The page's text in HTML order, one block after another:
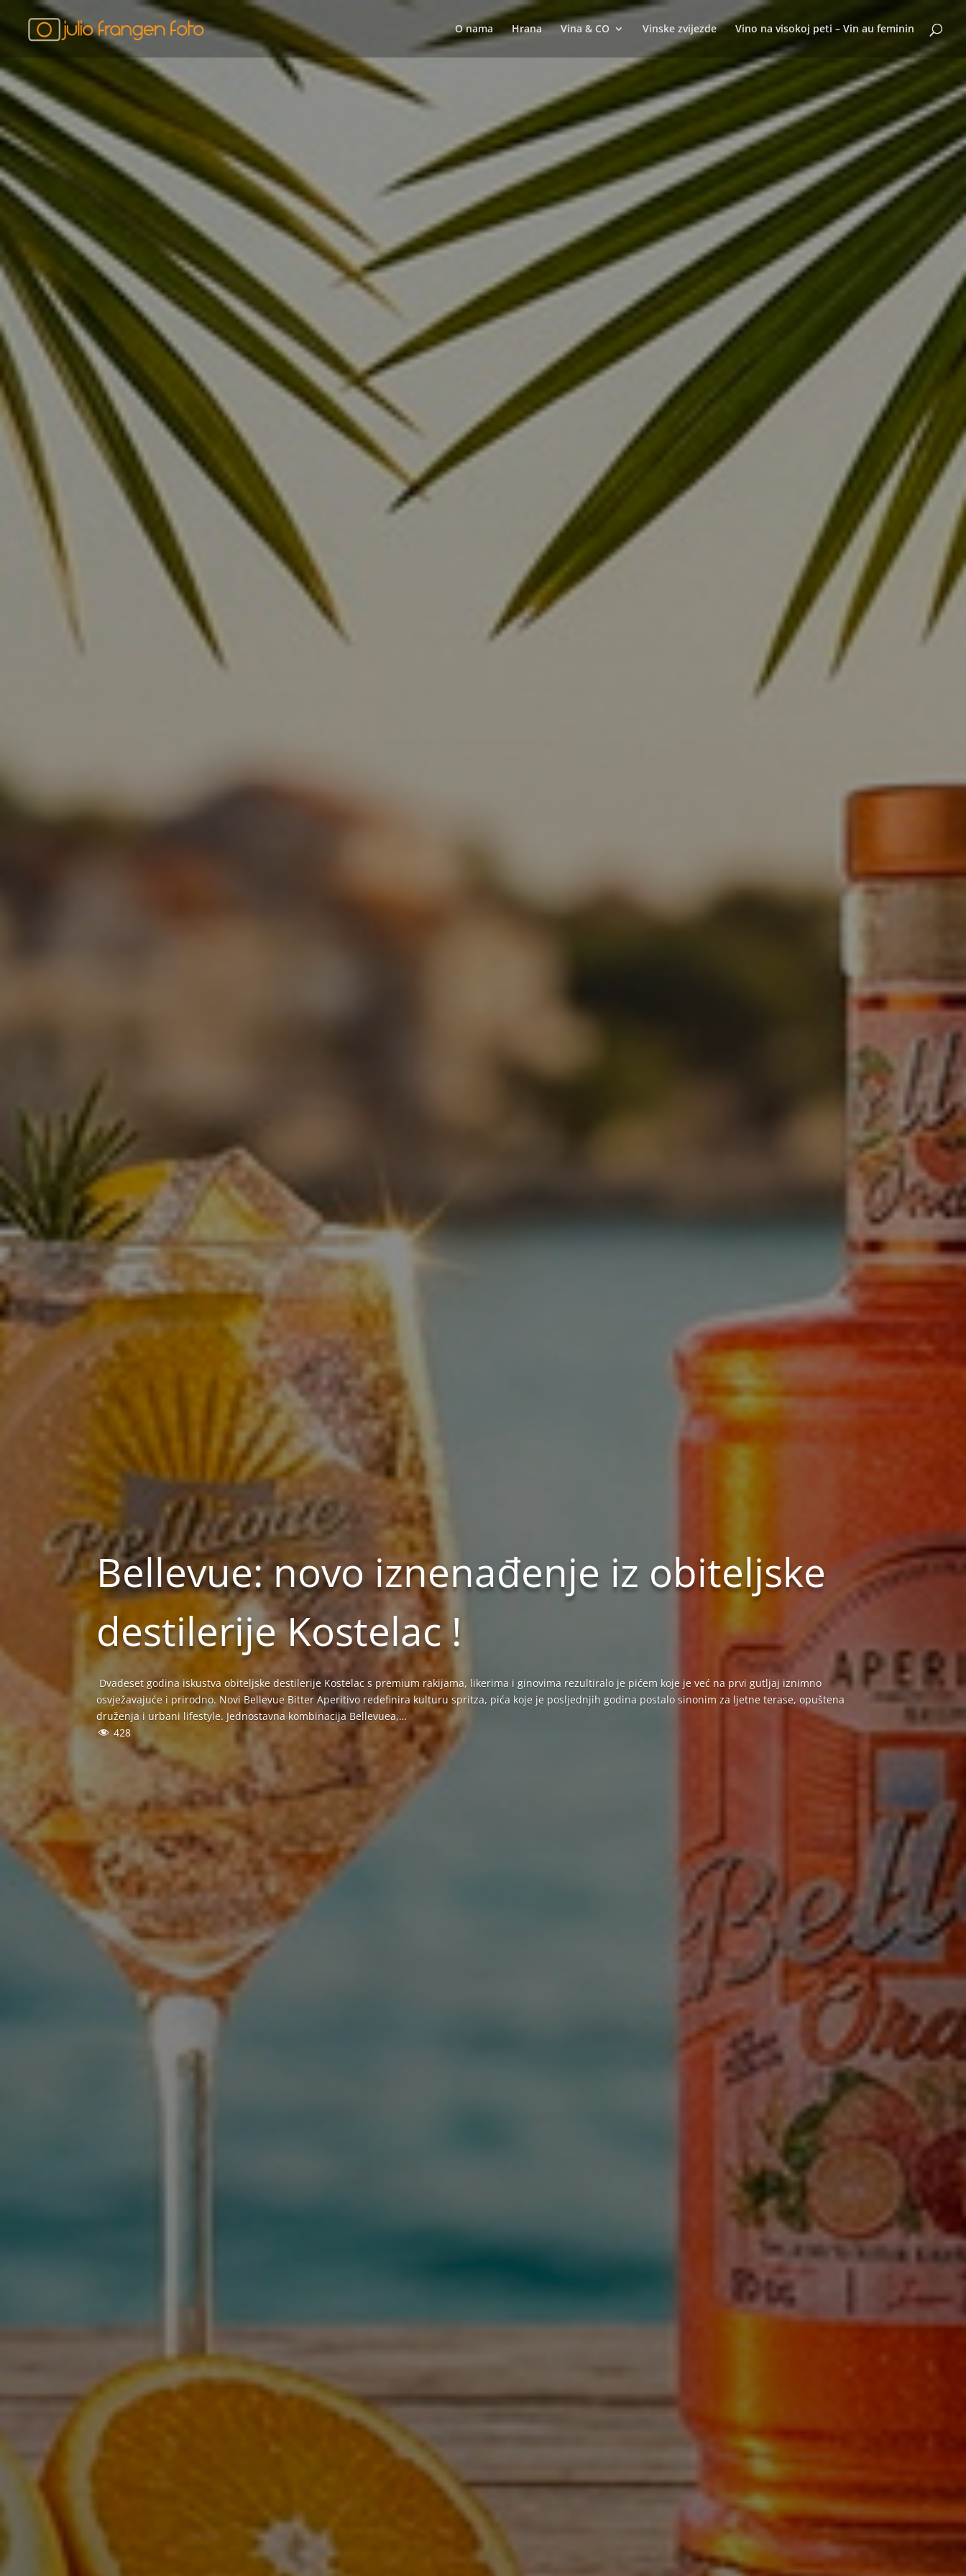
O nama Hrana Vina & CO Vinske zvijezde Vino na visokoj peti – Vin au feminin
Bellevue: novo iznenađenje iz obiteljske
destilerije Kostelac !
Dvadeset godina iskustva obiteljske destilerije Kostelac s premium rakijama, likerima i ginovima rezultiralo je pićem koje je već na prvi gutljaj iznimno
osvježavajuće i prirodno. Novi Bellevue Bitter Aperitivo redefinira kulturu spritza, pića koje je posljednjih godina postalo sinonim za ljetne terase, opuštena
druženja i urbani lifestyle. Jednostavna kombinacija Bellevuea,…
428